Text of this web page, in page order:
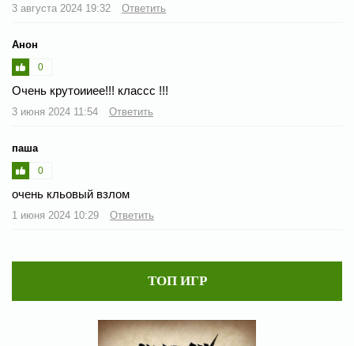
3 августа 2024 19:32 Ответить
Анон
0
Очень крутоииее!!! классс !!!
3 июня 2024 11:54 Ответить
паша
0
очень кльовый взлом
1 июня 2024 10:29 Ответить
ТОП ИГР